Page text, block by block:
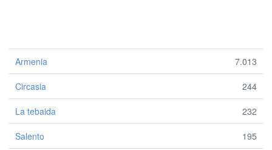
Armenia 7.013
Circasia 244
La tebaida 232
Salento 195